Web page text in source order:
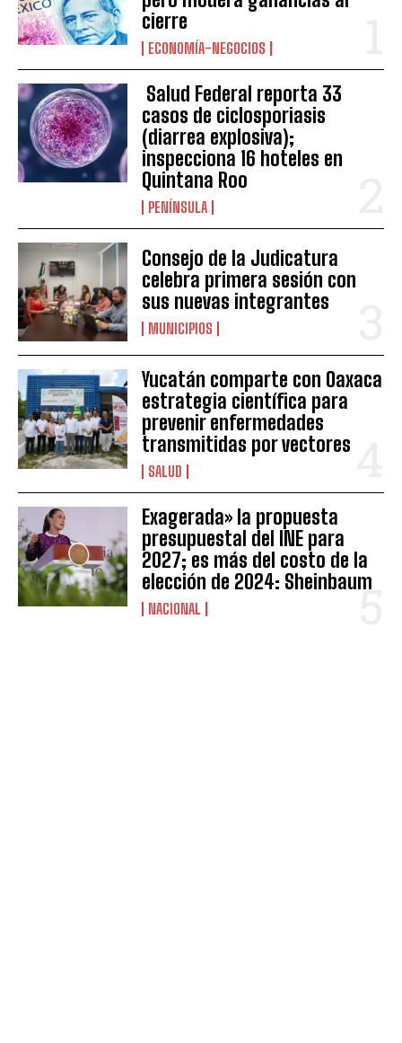
cierre
ECONOMÍA-NEGOCIOS
Salud Federal reporta 33
casos de ciclosporiasis
(diarrea explosiva);
inspecciona 16 hoteles en
Quintana Roo
PENÍNSULA
Consejo de la Judicatura
celebra primera sesión con
sus nuevas integrantes
MUNICIPIOS
Yucatán comparte con Oaxaca
estrategia científica para
prevenir enfermedades
transmitidas por vectores
SALUD
Exagerada» la propuesta
presupuestal del INE para
2027; es más del costo de la
elección de 2024: Sheinbaum
NACIONAL